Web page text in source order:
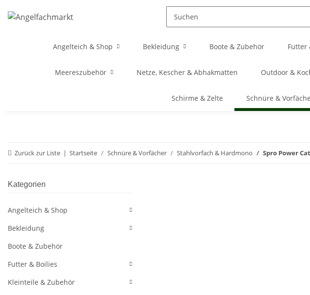
Angelteich & Shop Bekleidung Boote & Zubehör Futter
Meereszubehör Netze, Kescher & Abhakmatten Outdoor &
Schirme & Zelte Schnüre &
Zurück zur Liste Startseite Schnüre & Vorfächer Stahlvorfach & Hardmono Spro Power
Kategorien
Angelteich & Shop
Bekleidung
Boote & Zubehör
Futter & Boilies
Kleinteile & Zubehör